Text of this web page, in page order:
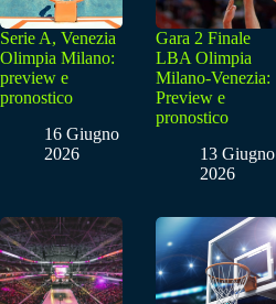
Serie A, Venezia
Olimpia Milano:
preview e
pronostico
16 Giugno
2026
Gara 2 Finale
LBA Olimpia
Milano-Venezia:
Preview e
pronostico
13 Giugno
2026